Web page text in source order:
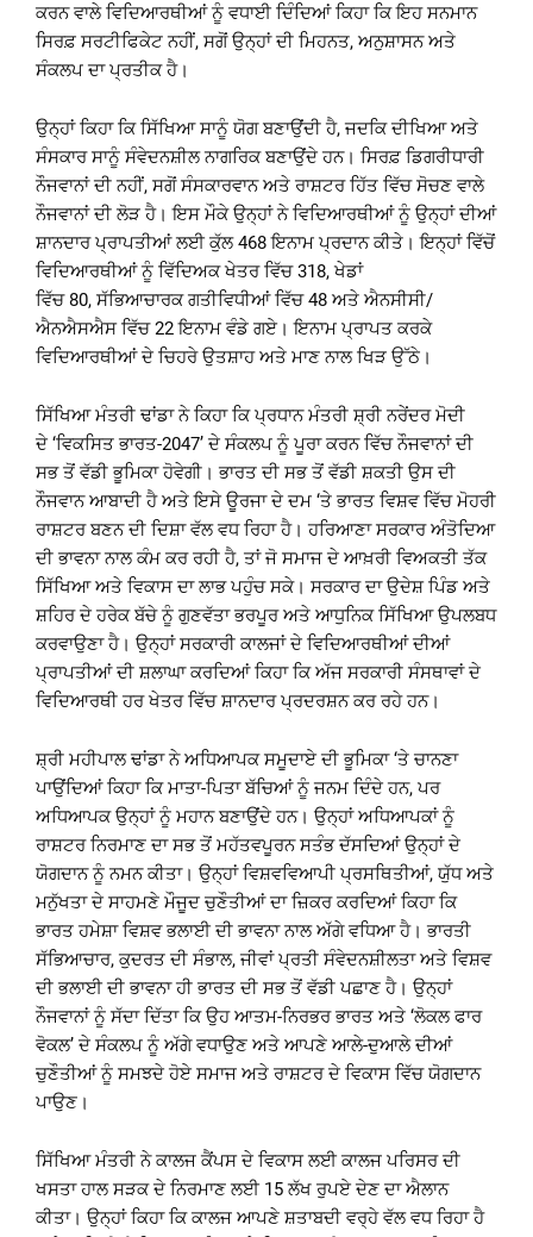
ਕਰਨ ਵਾਲੇ ਵਿਦਿਆਰਥੀਆਂ ਨੂੰ ਵਧਾਈ ਦਿੰਦਿਆਂ ਕਿਹਾ ਕਿ ਇਹ ਸਨਮਾਨ
ਸਿਰਫ਼ ਸਰਟੀਫਿਕੇਟ ਨਹੀਂ, ਸਗੋਂ ਉਨ੍ਹਾਂ ਦੀ ਮਿਹਨਤ, ਅਨੁਸ਼ਾਸਨ ਅਤੇ
ਸੰਕਲਪ ਦਾ ਪ੍ਰਤੀਕ ਹੈ।
ਉਨ੍ਹਾਂ ਕਿਹਾ ਕਿ ਸਿੱਖਿਆ ਸਾਨੂੰ ਯੋਗ ਬਣਾਉਂਦੀ ਹੈ, ਜਦਕਿ ਦੀਖਿਆ ਅਤੇ
ਸੰਸਕਾਰ ਸਾਨੂੰ ਸੰਵੇਦਨਸ਼ੀਲ ਨਾਗਰਿਕ ਬਣਾਉਂਦੇ ਹਨ। ਸਿਰਫ਼ ਡਿਗਰੀਧਾਰੀ
ਨੌਜਵਾਨਾਂ ਦੀ ਨਹੀਂ, ਸਗੋਂ ਸੰਸਕਾਰਵਾਨ ਅਤੇ ਰਾਸ਼ਟਰ ਹਿੱਤ ਵਿੱਚ ਸੋਚਣ ਵਾਲੇ
ਨੌਜਵਾਨਾਂ ਦੀ ਲੋੜ ਹੈ। ਇਸ ਮੌਕੇ ਉਨ੍ਹਾਂ ਨੇ ਵਿਦਿਆਰਥੀਆਂ ਨੂੰ ਉਨ੍ਹਾਂ ਦੀਆਂ
ਸ਼ਾਨਦਾਰ ਪ੍ਰਾਪਤੀਆਂ ਲਈ ਕੁੱਲ 468 ਇਨਾਮ ਪ੍ਰਦਾਨ ਕੀਤੇ। ਇਨ੍ਹਾਂ ਵਿੱਚੋਂ
ਵਿਦਿਆਰਥੀਆਂ ਨੂੰ ਵਿੱਦਿਅਕ ਖੇਤਰ ਵਿੱਚ 318, ਖੇਡਾਂ
ਵਿੱਚ 80, ਸੱਭਿਆਚਾਰਕ ਗਤੀਵਿਧੀਆਂ ਵਿੱਚ 48 ਅਤੇ ਐਨਸੀਸੀ/
ਐਨਐਸਐਸ ਵਿੱਚ 22 ਇਨਾਮ ਵੰਡੇ ਗਏ। ਇਨਾਮ ਪ੍ਰਾਪਤ ਕਰਕੇ
ਵਿਦਿਆਰਥੀਆਂ ਦੇ ਚਿਹਰੇ ਉਤਸ਼ਾਹ ਅਤੇ ਮਾਣ ਨਾਲ ਖਿੜ ਉੱਠੇ।
ਸਿੱਖਿਆ ਮੰਤਰੀ ਢਾਂਡਾ ਨੇ ਕਿਹਾ ਕਿ ਪ੍ਰਧਾਨ ਮੰਤਰੀ ਸ਼੍ਰੀ ਨਰੇਂਦਰ ਮੋਦੀ
ਦੇ ‘ਵਿਕਸਿਤ ਭਾਰਤ-2047’ ਦੇ ਸੰਕਲਪ ਨੂੰ ਪੂਰਾ ਕਰਨ ਵਿੱਚ ਨੌਜਵਾਨਾਂ ਦੀ
ਸਭ ਤੋਂ ਵੱਡੀ ਭੂਮਿਕਾ ਹੋਵੇਗੀ। ਭਾਰਤ ਦੀ ਸਭ ਤੋਂ ਵੱਡੀ ਸ਼ਕਤੀ ਉਸ ਦੀ
ਨੌਜਵਾਨ ਆਬਾਦੀ ਹੈ ਅਤੇ ਇਸੇ ਊਰਜਾ ਦੇ ਦਮ ‘ਤੇ ਭਾਰਤ ਵਿਸ਼ਵ ਵਿੱਚ ਮੋਹਰੀ
ਰਾਸ਼ਟਰ ਬਣਨ ਦੀ ਦਿਸ਼ਾ ਵੱਲ ਵਧ ਰਿਹਾ ਹੈ। ਹਰਿਆਣਾ ਸਰਕਾਰ ਅੰਤੋਦਿਆ
ਦੀ ਭਾਵਨਾ ਨਾਲ ਕੰਮ ਕਰ ਰਹੀ ਹੈ, ਤਾਂ ਜੋ ਸਮਾਜ ਦੇ ਆਖ਼ਰੀ ਵਿਅਕਤੀ ਤੱਕ
ਸਿੱਖਿਆ ਅਤੇ ਵਿਕਾਸ ਦਾ ਲਾਭ ਪਹੁੰਚ ਸਕੇ। ਸਰਕਾਰ ਦਾ ਉਦੇਸ਼ ਪਿੰਡ ਅਤੇ
ਸ਼ਹਿਰ ਦੇ ਹਰੇਕ ਬੱਚੇ ਨੂੰ ਗੁਣਵੱਤਾ ਭਰਪੂਰ ਅਤੇ ਆਧੁਨਿਕ ਸਿੱਖਿਆ ਉਪਲਬਧ
ਕਰਵਾਉਣਾ ਹੈ। ਉਨ੍ਹਾਂ ਸਰਕਾਰੀ ਕਾਲਜਾਂ ਦੇ ਵਿਦਿਆਰਥੀਆਂ ਦੀਆਂ
ਪ੍ਰਾਪਤੀਆਂ ਦੀ ਸ਼ਲਾਘਾ ਕਰਦਿਆਂ ਕਿਹਾ ਕਿ ਅੱਜ ਸਰਕਾਰੀ ਸੰਸਥਾਵਾਂ ਦੇ
ਵਿਦਿਆਰਥੀ ਹਰ ਖੇਤਰ ਵਿੱਚ ਸ਼ਾਨਦਾਰ ਪ੍ਰਦਰਸ਼ਨ ਕਰ ਰਹੇ ਹਨ।
ਸ਼੍ਰੀ ਮਹੀਪਾਲ ਢਾਂਡਾ ਨੇ ਅਧਿਆਪਕ ਸਮੂਦਾਏ ਦੀ ਭੂਮਿਕਾ ‘ਤੇ ਚਾਨਣਾ
ਪਾਉਂਦਿਆਂ ਕਿਹਾ ਕਿ ਮਾਤਾ-ਪਿਤਾ ਬੱਚਿਆਂ ਨੂੰ ਜਨਮ ਦਿੰਦੇ ਹਨ, ਪਰ
ਅਧਿਆਪਕ ਉਨ੍ਹਾਂ ਨੂੰ ਮਹਾਨ ਬਣਾਉਂਦੇ ਹਨ। ਉਨ੍ਹਾਂ ਅਧਿਆਪਕਾਂ ਨੂੰ
ਰਾਸ਼ਟਰ ਨਿਰਮਾਣ ਦਾ ਸਭ ਤੋਂ ਮਹੱਤਵਪੂਰਨ ਸਤੰਭ ਦੱਸਦਿਆਂ ਉਨ੍ਹਾਂ ਦੇ
ਯੋਗਦਾਨ ਨੂੰ ਨਮਨ ਕੀਤਾ। ਉਨ੍ਹਾਂ ਵਿਸ਼ਵਵਿਆਪੀ ਪ੍ਰਸਥਿਤੀਆਂ, ਯੁੱਧ ਅਤੇ
ਮਨੁੱਖਤਾ ਦੇ ਸਾਹਮਣੇ ਮੌਜੂਦ ਚੁਣੌਤੀਆਂ ਦਾ ਜ਼ਿਕਰ ਕਰਦਿਆਂ ਕਿਹਾ ਕਿ
ਭਾਰਤ ਹਮੇਸ਼ਾ ਵਿਸ਼ਵ ਭਲਾਈ ਦੀ ਭਾਵਨਾ ਨਾਲ ਅੱਗੇ ਵਧਿਆ ਹੈ। ਭਾਰਤੀ
ਸੱਭਿਆਚਾਰ, ਕੁਦਰਤ ਦੀ ਸੰਭਾਲ, ਜੀਵਾਂ ਪ੍ਰਤੀ ਸੰਵੇਦਨਸ਼ੀਲਤਾ ਅਤੇ ਵਿਸ਼ਵ
ਦੀ ਭਲਾਈ ਦੀ ਭਾਵਨਾ ਹੀ ਭਾਰਤ ਦੀ ਸਭ ਤੋਂ ਵੱਡੀ ਪਛਾਣ ਹੈ। ਉਨ੍ਹਾਂ
ਨੌਜਵਾਨਾਂ ਨੂੰ ਸੱਦਾ ਦਿੱਤਾ ਕਿ ਉਹ ਆਤਮ-ਨਿਰਭਰ ਭਾਰਤ ਅਤੇ ‘ਲੋਕਲ ਫਾਰ
ਵੋਕਲ’ ਦੇ ਸੰਕਲਪ ਨੂੰ ਅੱਗੇ ਵਧਾਉਣ ਅਤੇ ਆਪਣੇ ਆਲੇ-ਦੁਆਲੇ ਦੀਆਂ
ਚੁਣੌਤੀਆਂ ਨੂੰ ਸਮਝਦੇ ਹੋਏ ਸਮਾਜ ਅਤੇ ਰਾਸ਼ਟਰ ਦੇ ਵਿਕਾਸ ਵਿੱਚ ਯੋਗਦਾਨ
ਪਾਉਣ।
ਸਿੱਖਿਆ ਮੰਤਰੀ ਨੇ ਕਾਲਜ ਕੈਂਪਸ ਦੇ ਵਿਕਾਸ ਲਈ ਕਾਲਜ ਪਰਿਸਰ ਦੀ
ਖਸਤਾ ਹਾਲ ਸੜਕ ਦੇ ਨਿਰਮਾਣ ਲਈ 15 ਲੱਖ ਰੁਪਏ ਦੇਣ ਦਾ ਐਲਾਨ
ਕੀਤਾ। ਉਨ੍ਹਾਂ ਕਿਹਾ ਕਿ ਕਾਲਜ ਆਪਣੇ ਸ਼ਤਾਬਦੀ ਵਰ੍ਹੇ ਵੱਲ ਵਧ ਰਿਹਾ ਹੈ